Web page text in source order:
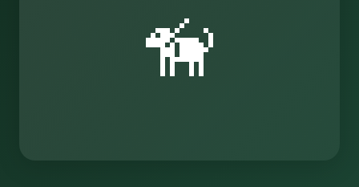
🦮